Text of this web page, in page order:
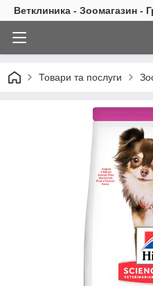
Ветклиника - Зоомагазин -
Товари та послуги